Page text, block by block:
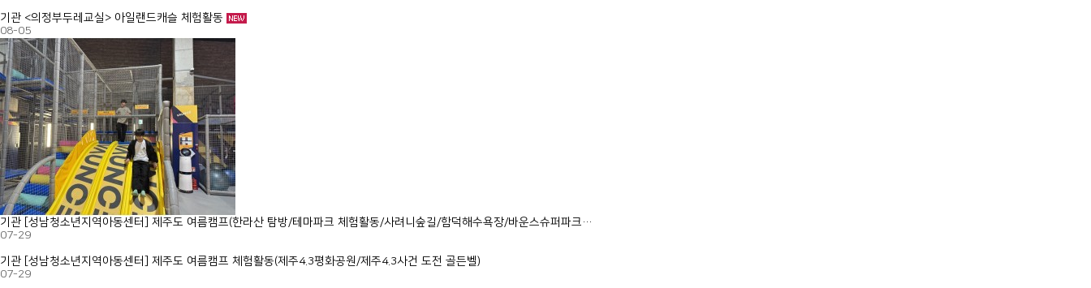
기관 <의정부두레교실> 아일랜드캐슬 체험활동
08-05
기관 [성남청소년지역아동센터] 제주도 여름캠프(한라산 탐방/테마파크 체험활동/사려니숲길/함덕해수욕장/바운스슈퍼파크…
07-29
기관 [성남청소년지역아동센터] 제주도 여름캠프 체험활동(제주4.3평화공원/제주4.3사건 도전 골든벨)
07-29